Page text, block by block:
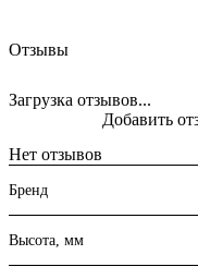
Отзывы
Загрузка отзывов...
Нет отзывов
Добавить
Бренд
Высота, мм